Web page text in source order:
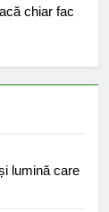
chiar fac
lumină care